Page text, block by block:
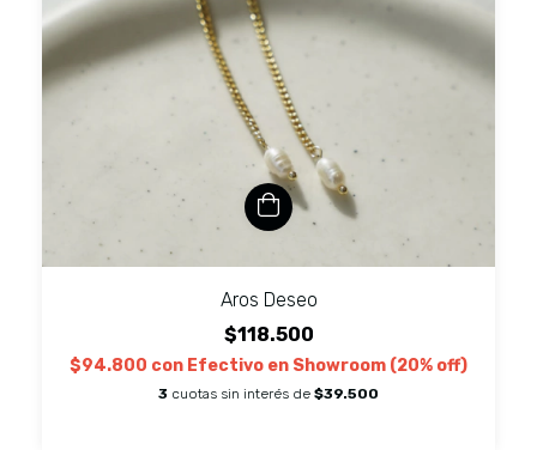
Aros Deseo
$118.500
$94.800 con Efectivo en Showroom (20% off)
3 cuotas sin interés de $39.500